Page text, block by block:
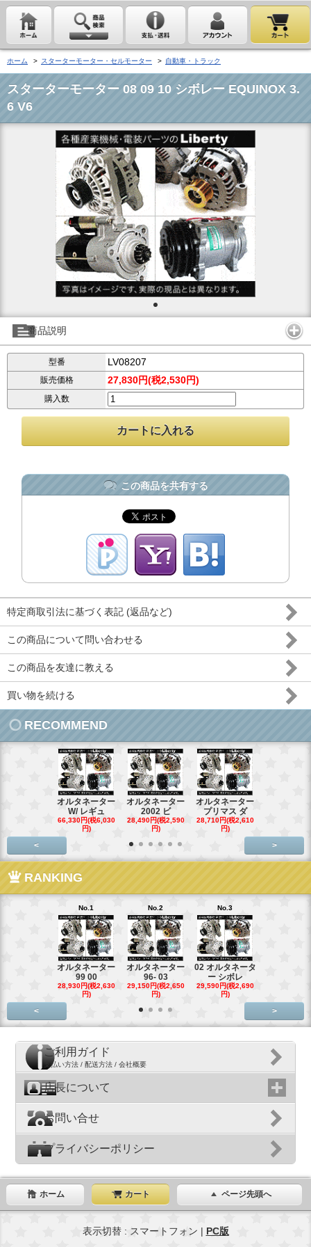
ホーム > スターターモーター・セルモーター > 自動車・トラック
スターターモーター 08 09 10 シボレー EQUINOX 3.
6 V6
商品説明
型番 LV08207
販売価格 27,830円(税2,530円)
購入数
この商品を共有する
特定商取引法に基づく表記 (返品など)
この商品について問い合わせる
この商品を友達に教える
買い物を続ける
RECOMMEND
オルタネーター
W/ レギュ
66,330円(税6,030
円)
オルタネーター
2002 ビ
28,490円(税2,590
円)
オルタネーター
プリマス ダ
28,710円(税2,610
円)
< >
RANKING
No.1
オルタネーター
99 00
28,930円(税2,630
円)
No.2
オルタネーター
96- 03
29,150円(税2,650
円)
No.3
02 オルタネータ
ー シボレ
29,590円(税2,690
円)
< >
ご利用ガイド
支払い方法 / 配送方法 / 会社概要
店長について
お問い合せ
プライバシーポリシー
ホーム カート ページ先頭へ
表示切替 : スマートフォン | PC版